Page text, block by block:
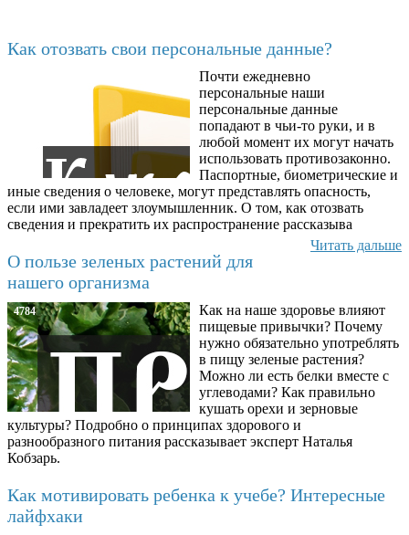
Как отозвать свои персональные данные?
Почти ежедневно
персональные наши
персональные данные
попадают в чьи-то руки, и в
любой момент их могут начать
использовать противозаконно.
Паспортные, биометрические и
иные сведения о человеке, могут представлять опасность,
если ими завладеет злоумышленник. О том, как отозвать
сведения и прекратить их распространение рассказыва
Читать дальше
О пользе зеленых растений для
нашего организма
4784
Как на наше здоровье влияют
пищевые привычки? Почему
нужно обязательно употреблять
в пищу зеленые растения?
Можно ли есть белки вместе с
углеводами? Как правильно
кушать орехи и зерновые
культуры? Подробно о принципах здорового и
разнообразного питания рассказывает эксперт Наталья
Кобзарь.
Как мотивировать ребенка к учебе? Интересные
лайфхаки